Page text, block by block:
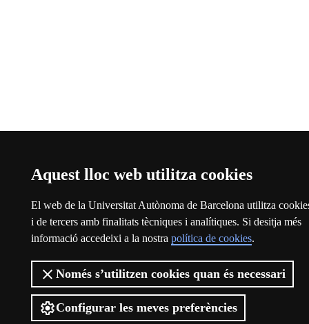
Aquest lloc web utilitza cookies
El web de la Universitat Autònoma de Barcelona utilitza
i de tercers amb finalitats tècniques i analítiques. Si desitja més
informació accedeixi a la nostra política de cookies.
Només s’utilitzen cookies quan és necessari
Configurar les meves preferències